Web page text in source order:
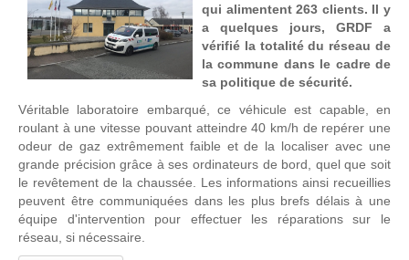
qui alimentent 263 clients. Il y
a quelques jours, GRDF a
vérifié la totalité du réseau de
la commune dans le cadre de
sa politique de sécurité.
Véritable laboratoire embarqué, ce véhicule est capable, en
roulant à une vitesse pouvant atteindre 40 km/h de repérer une
odeur de gaz extrêmement faible et de la localiser avec une
grande précision grâce à ses ordinateurs de bord, quel que soit
le revêtement de la chaussée. Les informations ainsi recueillies
peuvent être communiquées dans les plus brefs délais à une
équipe d'intervention pour effectuer les réparations sur le
réseau, si nécessaire.